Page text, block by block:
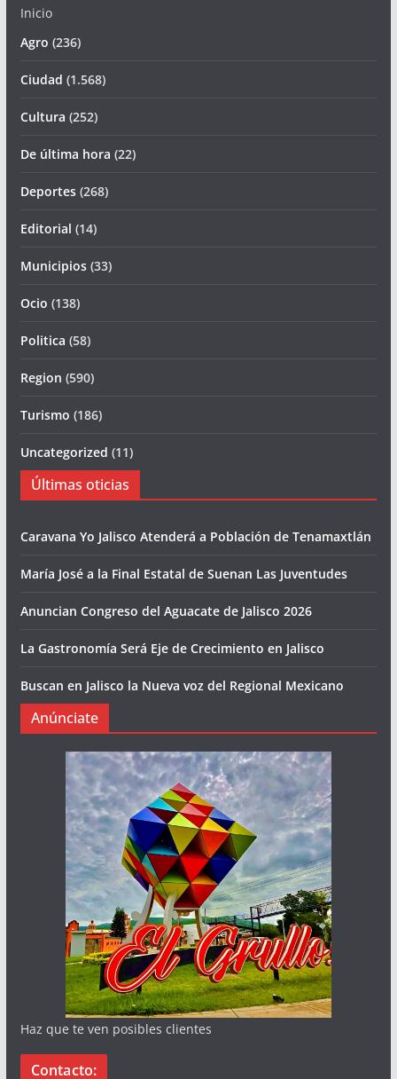
Inicio
Agro (236)
Ciudad (1.568)
Cultura (252)
De última hora (22)
Deportes(268)
Editorial (14)
Municipios(33)
Ocio (138)
Politica (58)
Region (590)
Turismo (186)
Uncategorized (11)
Últimas oticias
Caravana Yo Jalisco Atenderá a Población de Tenamaxtlán
María José a la Final Estatal de Suenan Las Juventudes
Anuncian Congreso del Aguacate de Jalisco 2026
La Gastronomía Será Eje de Crecimiento en Jalisco
Buscan en Jalisco la Nueva voz del Regional Mexicano
Anúnciate
Haz que te ven posibles clientes
Contacto: